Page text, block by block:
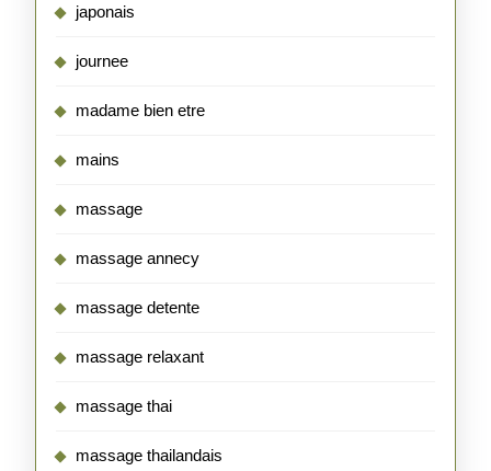
japonais
journee
madame bien etre
mains
massage
massage annecy
massage detente
massage relaxant
massage thai
massage thailandais